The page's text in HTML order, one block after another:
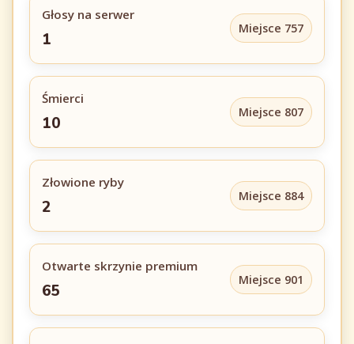
Głosy na serwer
1
Miejsce 757
Śmierci
10
Miejsce 807
Złowione ryby
2
Miejsce 884
Otwarte skrzynie premium
65
Miejsce 901